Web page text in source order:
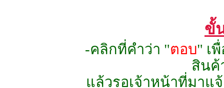
ขั้
-คลิกที่คำว่า "ตอบ" เ
สินค้
แล้วรอเจ้าหน้าที่มาแ